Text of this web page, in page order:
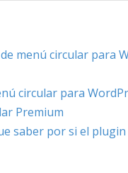
menú circular para
circular para
Premium
saber por si el